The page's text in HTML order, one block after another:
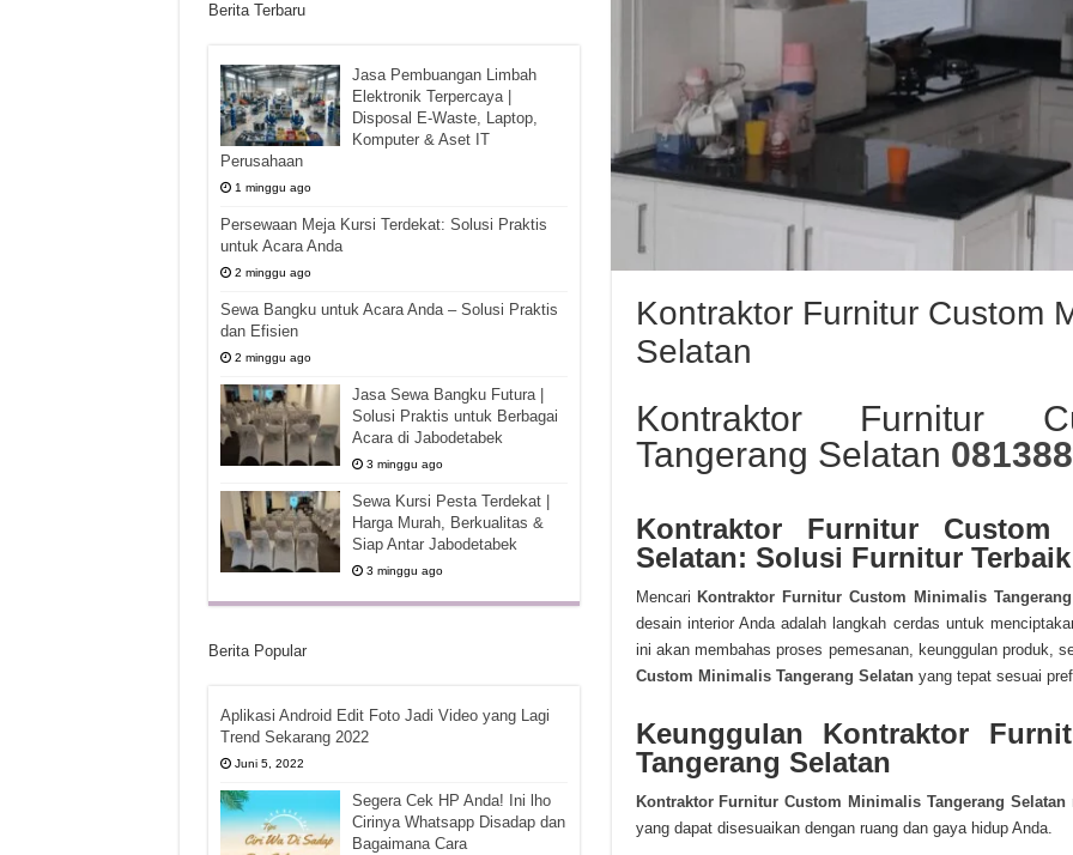
Kontraktor Furnitur Custom
Selatan
Kontraktor Furnitur
Tangerang Selatan
Kontraktor Furnitur Custom
Selatan: Solusi Furnitur Terbaik
Mencari Kontraktor Furnitur Custom Minimalis
desain interior Anda adalah langkah cerdas untuk
ini akan membahas proses pemesanan, keunggulan produk,
Custom Minimalis Tangerang Selatanyang tepat sesuai
Keunggulan Kontraktor
Tangerang Selatan
Kontraktor Furnitur Custom Minimalis Tangerang Selatan
yang dapat disesuaikan dengan ruang dan gaya hidup Anda.
Berita Terbaru
Jasa Pembuangan Limbah
Elektronik Terpercaya |
Disposal E-Waste, Laptop,
Komputer & Aset IT
Perusahaan
1 minggu ago
Persewaan Meja Kursi Terdekat: Solusi Praktis
untuk Acara Anda
2 minggu ago
Sewa Bangku untuk Acara Anda – Solusi Praktis
dan Efisien
2 minggu ago
Jasa Sewa Bangku Futura |
Solusi Praktis untuk Berbagai
Acara di Jabodetabek
3 minggu ago
Sewa Kursi Pesta Terdekat |
Harga Murah, Berkualitas &
Siap Antar Jabodetabek
3 minggu ago
Berita Popular
Aplikasi Android Edit Foto Jadi Video yang Lagi
Trend Sekarang 2022
Juni 5, 2022
Segera Cek HP Anda! Ini lho
Cirinya Whatsapp Disadap dan
Bagaimana Cara